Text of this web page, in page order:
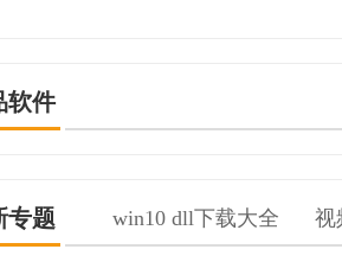
软件
专题 win10 dll下载大全 视